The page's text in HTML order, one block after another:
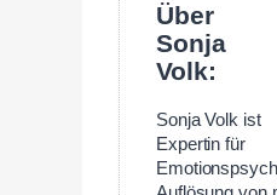
Über
Sonja
Volk:
Sonja Volk ist
Expertin für